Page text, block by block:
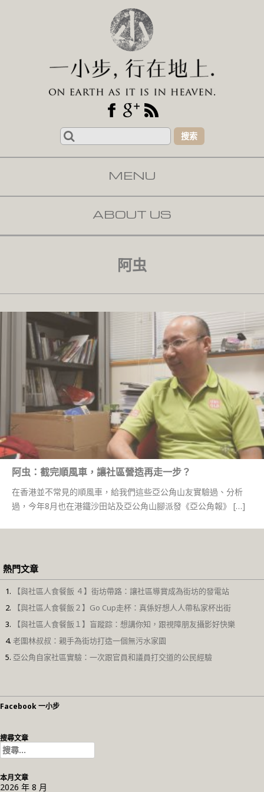
Search
for:
MENU
SKIP TO CONTENT
ABOUT US
阿虫
阿虫：截完順風車，讓社區營造再走一步？
在香港並不常見的順風車，給我們這些亞公角山友實驗過、分析
過，今年8月也在港鐵沙田站及亞公角山腳派發《亞公角報》 […]
熱門文章
【與社區人食餐飯 ４】街坊帶路：讓社區導賞成為街坊的發電站
【與社區人食餐飯２】Go Cup走杯：真係好想人人帶私家杯出街
【與社區人食餐飯１】盲蹤踪：想講你知，跟視障朋友攝影好快樂
老圍林叔叔：親手為街坊打造一個無污水家園
亞公角自家社區實驗：一次跟官員和議員打交道的公民經驗
Facebook 一小步
搜尋文章
搜
尋
關
鍵
本月文章
2026 年 8 月